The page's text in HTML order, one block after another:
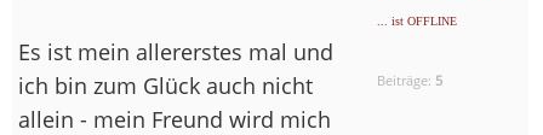
... ist OFFLINE
Beiträge: 5
Es ist mein allererstes mal und
ich bin zum Glück auch nicht
allein - mein Freund wird mich